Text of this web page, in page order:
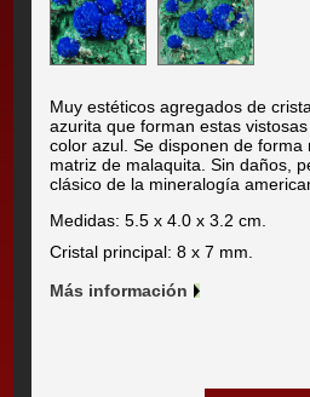
Muy estéticos agregados de
azurita que forman estas
color azul. Se disponen de
matriz de malaquita. Sin daños,
clásico de la mineralogía
Medidas: 5.5 x 4.0 x 3.2 cm.
Cristal principal: 8 x 7 mm.
Más información